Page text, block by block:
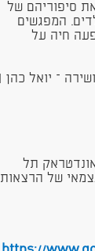
סיפוריהם של
המפגשים
חיה על
– יואל כהן |
תל
של הרצאות